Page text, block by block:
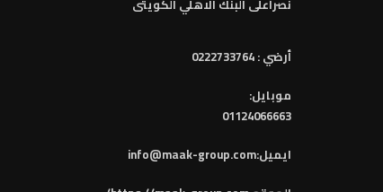
نصرأعلى البنك الاهلي الكويتى
أرضي :0222733764
موبايل:
01124066663
ايميل:info@maak-group.com